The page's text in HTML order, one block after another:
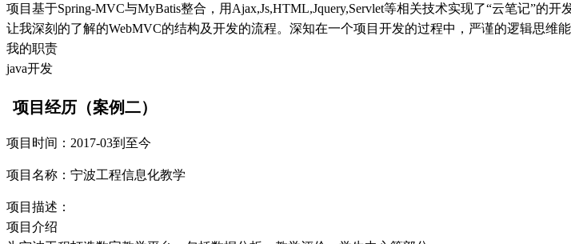
项目基于Spring-MVC与MyBatis整合，用Ajax,Js,HTML,Jquery,Servlet等相关技术实现了“云笔记”的开发
让我深刻的了解的WebMVC的结构及开发的流程。深知在一个项目开发的过程中，严谨的逻辑思维能
我的职责
java开发
项目经历（案例二）
项目时间：2017-03到至今
项目名称：宁波工程信息化教学
项目描述：
项目介绍